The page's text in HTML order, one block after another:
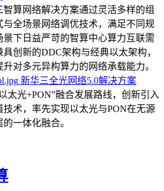
智算网络解决方案通过灵活多样的组
与全场景网络调优技术，满足不同规
景下日益严苛的智算中心算力互联需
具创新的DDC架构与经典以太架构，
升对多元异构算力的网络承载能力。
新华三全光网络5.0解决方案
太光+PON”融合发展路线，创新引入
技术，率先实现以太光与PON在无源
一体化融合。